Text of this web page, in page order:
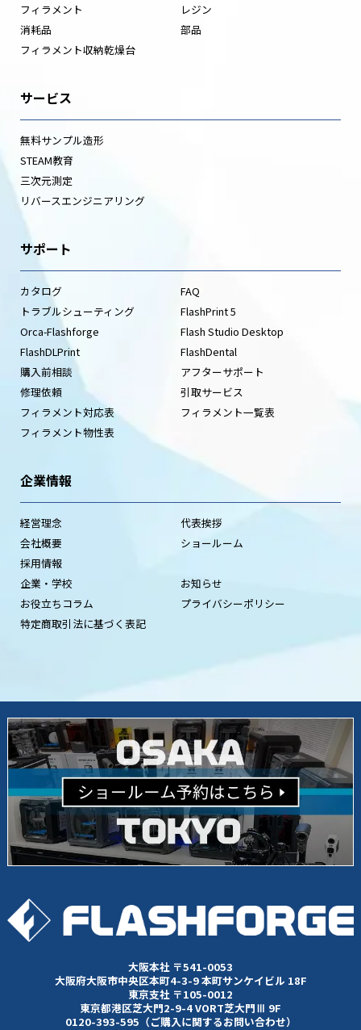
フィラメント
レジン
消耗品
部品
フィラメント収納乾燥台
サービス
無料サンプル造形
STEAM教育
三次元測定
リバースエンジニアリング
サポート
カタログ
FAQ
トラブルシューティング
FlashPrint 5
Orca-Flashforge
Flash Studio Desktop
FlashDLPrint
FlashDental
購入前相談
アフターサポート
修理依頼
引取サービス
フィラメント対応表
フィラメント一覧表
フィラメント物性表
企業情報
経営理念
代表挨拶
会社概要
ショールーム
採用情報
企業・学校
お知らせ
お役立ちコラム
プライバシーポリシー
特定商取引法に基づく表記
大阪本社 〒541-0053
大阪府大阪市中央区本町4-3-9 本町サンケイビル 18F
東京支社 〒105-0012
東京都港区芝大門2-9-4 VORT芝大門Ⅲ 9F
0120-393-595（ご購入に関するお問い合わせ）